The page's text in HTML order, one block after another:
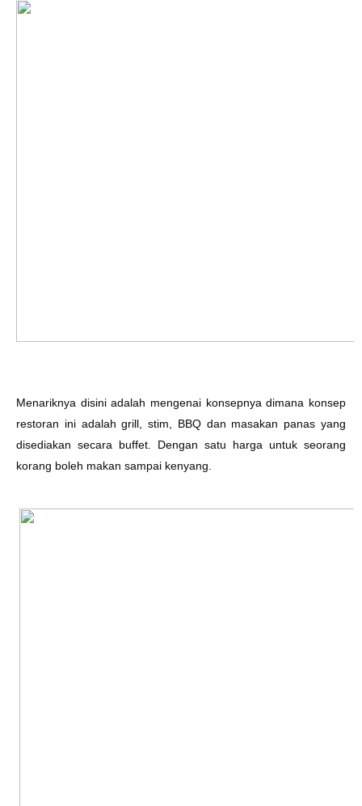
Menariknya disini adalah mengenai konsepnya dimana konsep
restoran ini adalah grill, stim, BBQ dan masakan panas yang
disediakan secara buffet. Dengan satu harga untuk seorang
korang boleh makan sampai kenyang.